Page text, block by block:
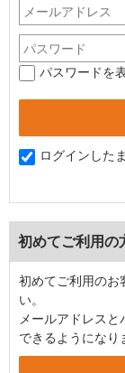
パスワードを
ログインした
初めてご利用の
初めてご利用のお
い。
メールアドレス
できるようになり